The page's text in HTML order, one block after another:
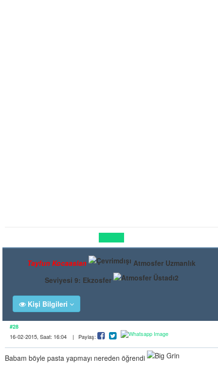
Tayfun Kocaaslan
Atmosfer Uzmanlık
Seviyesi 9: Ekzosfer
Kişi Bilgileri
#28
16-02-2015, Saat: 16:04 | Paylaş:
Babam böyle pasta yapmayı nereden öğrendi